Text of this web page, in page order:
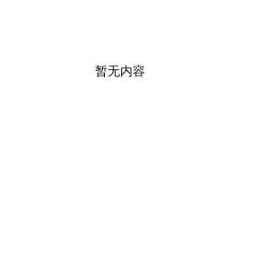
暂无内容